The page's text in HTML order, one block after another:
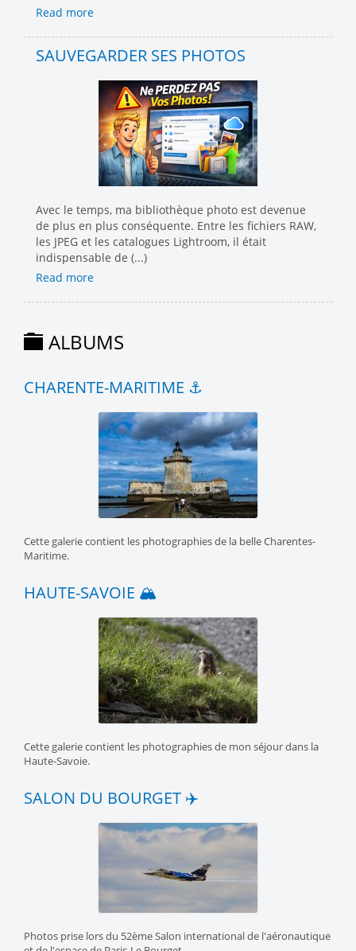
Read more
SAUVEGARDER SES PHOTOS
Avec le temps, ma bibliothèque photo est devenue
de plus en plus conséquente. Entre les fichiers RAW,
les JPEG et les catalogues Lightroom, il était
indispensable de (...)
Read more
ALBUMS
CHARENTE-MARITIME ⚓️
Cette galerie contient les photographies de la belle Charentes-
Maritime.
HAUTE-SAVOIE 🏔️
Cette galerie contient les photographies de mon séjour dans la
Haute-Savoie.
SALON DU BOURGET ✈️
Photos prise lors du 52ème Salon international de l'aéronautique